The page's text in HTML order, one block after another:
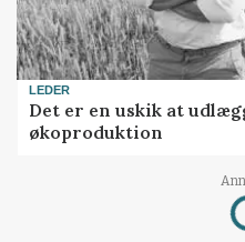
LEDER
Det er en uskik at
økoproduktion